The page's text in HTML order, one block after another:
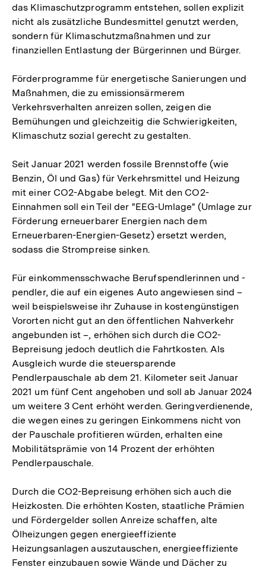
das Klimaschutzprogramm entstehen, sollen explizit
nicht als zusätzliche Bundesmittel genutzt werden,
sondern für Klimaschutzmaßnahmen und zur
finanziellen Entlastung der Bürgerinnen und Bürger.
Förderprogramme für energetische Sanierungen und
Maßnahmen, die zu emissionsärmerem
Verkehrsverhalten anreizen sollen, zeigen die
Bemühungen und gleichzeitig die Schwierigkeiten,
Klimaschutz sozial gerecht zu gestalten.
Seit Januar 2021 werden fossile Brennstoffe (wie
Benzin, Öl und Gas) für Verkehrsmittel und Heizung
mit einer CO2-Abgabe belegt. Mit den CO2-
Einnahmen soll ein Teil der "EEG-Umlage" (Umlage zur
Förderung erneuerbarer Energien nach dem
Erneuerbaren-Energien-Gesetz) ersetzt werden,
sodass die Strompreise sinken.
Für einkommensschwache Berufspendlerinnen und -
pendler, die auf ein eigenes Auto angewiesen sind –
weil beispielsweise ihr Zuhause in kostengünstigen
Vororten nicht gut an den öffentlichen Nahverkehr
angebunden ist –, erhöhen sich durch die CO2-
Bepreisung jedoch deutlich die Fahrtkosten. Als
Ausgleich wurde die steuersparende
Pendlerpauschale ab dem 21. Kilometer seit Januar
2021 um fünf Cent angehoben und soll ab Januar 2024
um weitere 3 Cent erhöht werden. Geringverdienende,
die wegen eines zu geringen Einkommens nicht von
der Pauschale profitieren würden, erhalten eine
Mobilitätsprämie von 14 Prozent der erhöhten
Pendlerpauschale.
Durch die CO2-Bepreisung erhöhen sich auch die
Heizkosten. Die erhöhten Kosten, staatliche Prämien
und Fördergelder sollen Anreize schaffen, alte
Ölheizungen gegen energieeffiziente
Heizungsanlagen auszutauschen, energieeffiziente
Fenster einzubauen sowie Wände und Dächer zu